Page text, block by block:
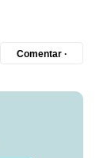
Comentar ·